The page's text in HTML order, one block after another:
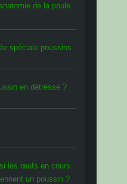
de la poule
spéciale poussins
en détresse ?
les œufs en cours
un poussin ?